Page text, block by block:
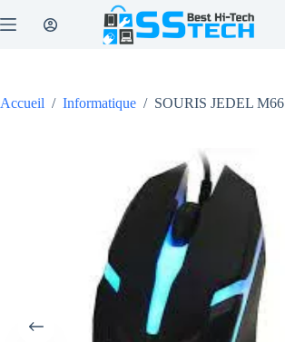
au
Accueil / Informatique / SOURIS JEDEL M66